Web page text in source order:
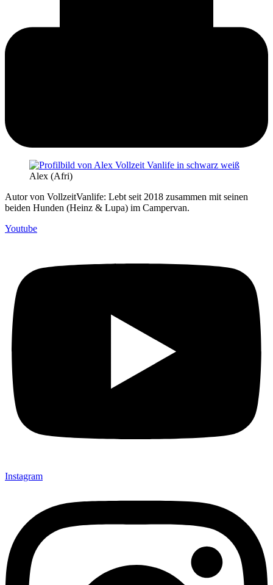
Alex (Afri)
Autor von VollzeitVanlife: Lebt seit 2018 zusammen mit seinen
beiden Hunden (Heinz & Lupa) im Campervan.
Youtube
Instagram